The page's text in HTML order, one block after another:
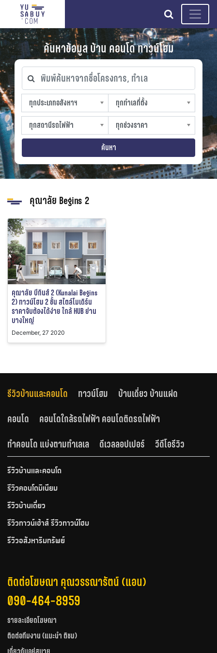
search
ค้นหาข้อมูล บ้าน คอนโด ทาวน์โฮม
พิมพ์ค้นหาจากชื่อโครงการ, ทำเล
ทุกประเภทอสังหาฯ
ทุกประเภทอสังหาฯ
sproperty
ทุกทำเลที่ตั้ง
ทุกทำเลที่ตั้ง
slocation
ทุกสถานีรถไฟฟ้า
ทุกสถานีรถไฟฟ้า
strain-station
ทุกช่วงราคา
ทุกช่วงราคา
sprice
ค้นหา
คุณาลัย Begins 2
คุณาลัย บีกินส์ 2 (Kunalai Begins
2) ทาวน์โฮม 2 ชั้น สไตล์โมเดิร์น
ราคาจับต้องได้ง่าย ใกล้ HUB ย่าน
บางใหญ่
December, 27 2020
รีวิวบ้านและคอนโด ทาวน์โฮม
บ้านเดี่ยว บ้านแฝด
คอนโด
คอนโดใกล้รถไฟฟ้า คอนโดติดรถไฟฟ้า
ทำคอนโด แบ่งตามทำเลเล
ดีเวลลอปเปอร์ วีดีโอรีวิว
รีวิวบ้านและคอนโด
รีวิวคอนโดมิเนียม
รีวิวบ้านเดี่ยว
รีวิวทาวน์เฮ้าส์ รีวิวทาวน์โฮม
รีวิวอสังหาริมทรัพย์
ติดต่อโฆษณา คุณวรรณารัตน์ (แอน)
090-464-8959
รายละเอียดโฆษณา
ติดต่อทีมงาน (แนะนำ ติชม)